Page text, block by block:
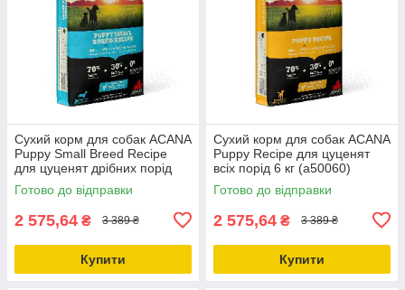
Сухий корм для собак ACANA
Puppy Small Breed Recipe
для цуценят дрібних порід
6.0 кг (a50260)
Готово до відправки
2 575,64 ₴ 3 389 ₴
Купити
Сухий корм для собак ACANA
Puppy Recipe для цуценят
всіх порід 6 кг (a50060)
Готово до відправки
2 575,64 ₴ 3 389 ₴
Купити